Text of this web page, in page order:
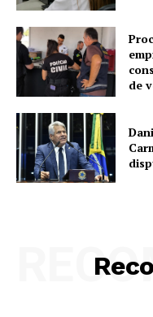
de